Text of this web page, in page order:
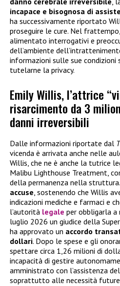
incapace e bisognosa di
ha successivamente riportato
proseguire le cure. Nel
alimentato interrogativi e
dell’ambiente
informazioni sulle sue
tutelarne la privacy.
Emily Willis, l’attrice
risarcimento da 3
danni irreversibili
Dalle informazioni riportate dal
vicenda è arrivata anche nelle
Willis, che ne è anche la tutrice
Malibu Lighthouse Treatment,
della permanenza nella struttura.
accuse, sostenendo che Willis
indicazioni mediche e farmaci e
l’autorità legale per obbligarla a
luglio 2026 un giudice della
ha approvato un accordo
dollari. Dopo le spese e gli
spettare circa 1,26 milioni di
incapacità di gestire
amministrato con l’assistenza
soprattutto alle necessità future